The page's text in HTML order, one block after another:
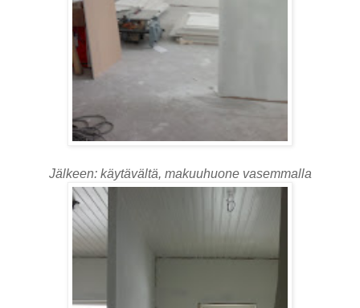
Jälkeen: käytävältä, makuuhuone vasemmalla